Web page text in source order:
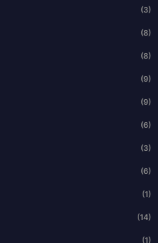
(3)
(8)
(8)
(9)
(9)
(6)
(3)
(6)
(1)
(14)
(1)